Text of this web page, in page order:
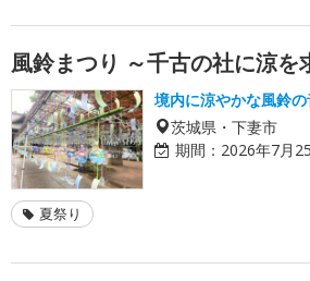
風鈴まつり ～千古の社に涼を
境内に涼やかな風鈴の
茨城県・下妻市
期間： 2026年7月
夏祭り